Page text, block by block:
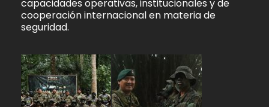
capacidades operativas, institucionales y de
cooperación internacional en materia de
seguridad.